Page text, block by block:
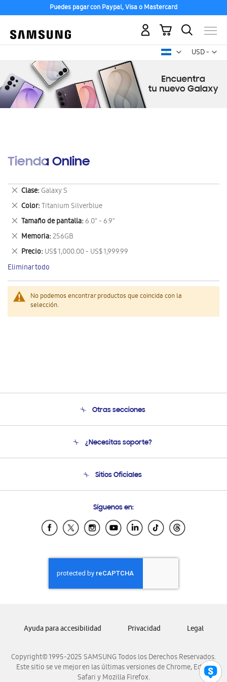
Puedes pagar con Paypal, Visa o Mastercard
USD -
dólar
Mi carrito
Tienda Online
No podemos encontrar productos que coincida con la
selección.
Clase Galaxy S
Eliminar
este
artículo
Color Titanium Silverblue
Eliminar
este
artículo
Tamaño de pantalla 6.0" - 6.9"
Eliminar
este
artículo
Memoria 256GB
Eliminar
este
artículo
Precio US$ 1,000.00 - US$ 1,999.99
Eliminar
este
artículo
Eliminar todo
Otras secciones
Soporte
¿Necesitas soporte?
Soporte vía eMail
Sitios Oficiales
Samsung Ecuador
Samsung El Salvador
Samsung Honduras
Samsung Nicaragua
Samsung Panamá
Samsung Venezuela
Síguenos en:
Copyright© 1995-2025 SAMSUNG Todos los Derechos Reservados.
Este sitio se ve mejor en las últimas versiones de Chrome, Edge,
Safari y Mozilla Firefox.
Ayuda para accesibilidad Privacidad Legal